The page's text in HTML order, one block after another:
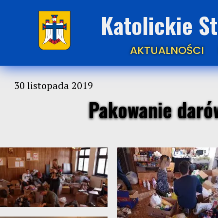
AKTUALNOŚCI
Katolickie
30 listopada 2019
Pakowanie